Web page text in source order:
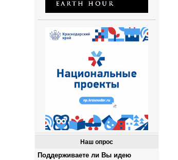
Наш опрос
Поддерживаете ли Вы идею